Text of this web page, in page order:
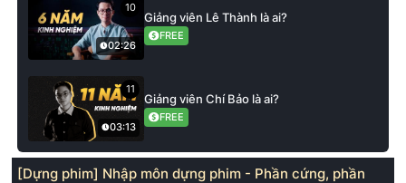
10
02:26
Giảng viên Lê Thành là ai?
FREE
11
03:13
Giảng viên Chí Bảo là ai?
FREE
[Dựng phim] Nhập môn dựng phim - Phần cứng, phần